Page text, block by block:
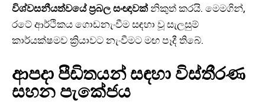
විශ්වසනීයත්වයේ ප්‍රබල සංඥාවක්නිකුත් කරයි. මෙමගින්,
රටේ ආර්ථිකය ගොඩනැංවීම සඳහා වූ සැලසුම්
කාර්යක්ෂමව ක්‍රියාවට නැංවීමට මඟ පෑදී තිබේ.
ආපදා පීඩිතයන් සඳහා විස්තීරණ
සහන පැකේජය